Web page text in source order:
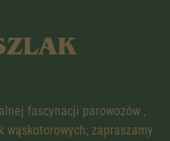
fascynacji parowozów ,
zapraszamy